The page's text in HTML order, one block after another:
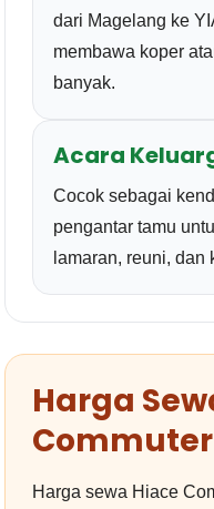
dari Magelang ke
membawa koper
banyak.
Acara
Cocok sebagai
pengantar tamu
lamaran, reuni, dan
Harga
Harga sewa Hiace